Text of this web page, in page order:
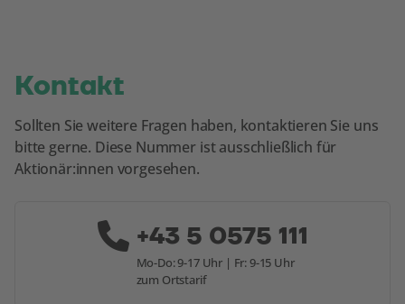
Kontakt
Sollten Sie weitere Fragen haben, kontaktieren Sie uns
bitte gerne. Diese Nummer ist ausschließlich für
Aktionär:innen vorgesehen.
+43 5 0575 111
Mo-Do: 9-17 Uhr | Fr: 9-15 Uhr
zum Ortstarif